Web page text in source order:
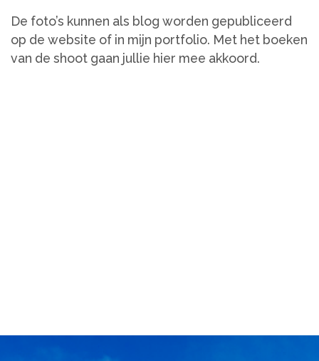
De foto’s kunnen als blog worden gepubliceerd
op de website of in mijn portfolio. Met het boeken
van de shoot gaan jullie hier mee akkoord.